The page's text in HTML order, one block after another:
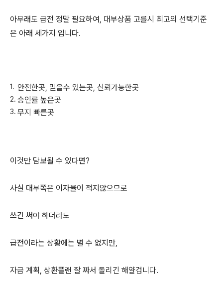
아무래도 급전 정말 필요하여, 대부상품 고를시 최고의 선택기준
은 아래 세가지 입니다.
안전한곳, 믿을수 있는곳, 신뢰가능한곳
승인률 높은곳
무지 빠른곳
이것만 담보될 수 있다면?
사실 대부쪽은 이자율이 적지않으므로
쓰긴 써야 하더라도
급전이라는 상황에는 별 수 없지만,
자금 계획, 상환플랜 잘 짜서 돌리긴 해얄겁니다.